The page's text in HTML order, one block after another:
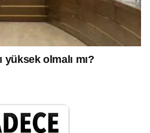
olmalı mı?